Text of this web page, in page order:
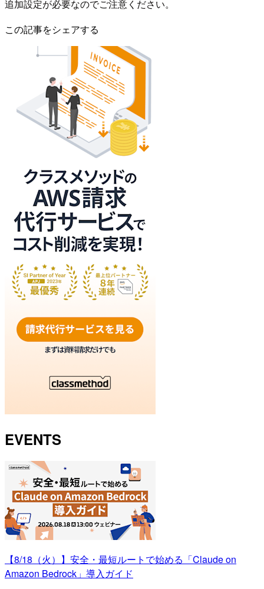
追加設定が必要なのでご注意ください。
この記事をシェアする
EVENTS
【8/18（火）】安全・最短ルートで始める「Claude on
Amazon Bedrock」導入ガイド